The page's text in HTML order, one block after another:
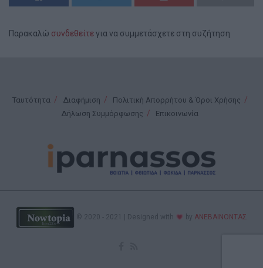
Παρακαλώ συνδεθείτεγια να συμμετάσχετε στη συζήτηση
Ταυτότητα Διαφήμιση
Πολιτική Απορρήτου & Όροι Χρήσης
Δήλωση Συμμόρφωσης
Επικοινωνία
© 2020 - 2021 | Designed with by ΑΝΕΒΑΙΝΟΝΤΑΣ